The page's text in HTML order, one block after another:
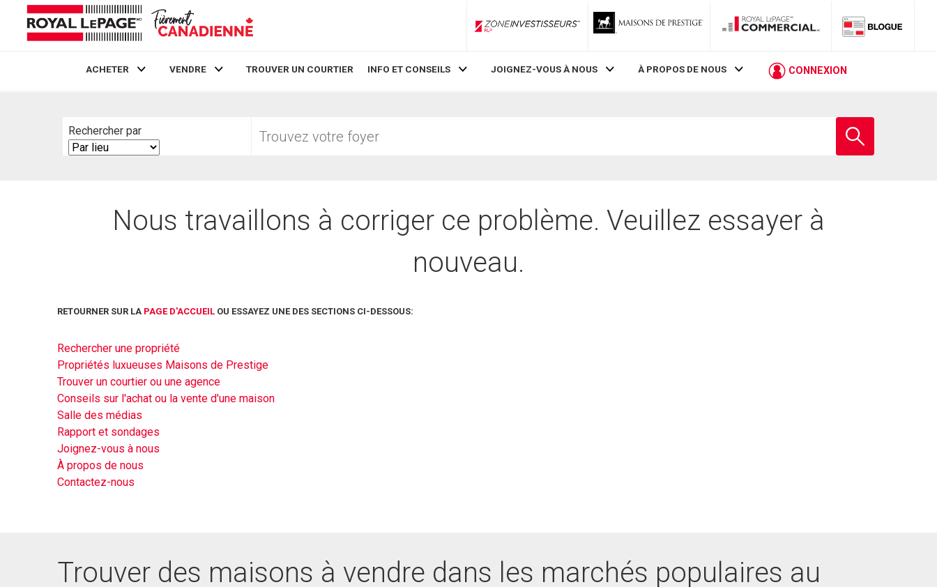
ZoneInvestisseurs RLP
ACHETER VENDRE TROUVER UN COURTIER INFO ET CONSEILS JOIGNEZ-VOUS À NOUS À PROPOS DE NOUS CONNEXION
Rechercher par
Search
By
votre
Nous travaillons à corriger ce problème. Veuillez essayer à
nouveau.
RETOURNER SUR LA PAGE D'ACCUEIL OU ESSAYEZ UNE DES SECTIONS CI-DESSOUS:
Rechercher une propriété
Propriétés luxueuses Maisons de Prestige
Trouver un courtier ou une agence
Conseils sur l'achat ou la vente d'une maison
Salle des médias
Rapport et sondages
Joignez-vous à nous
À propos de nous
Contactez-nous
Trouver des maisons à vendre dans les marchés populaires au